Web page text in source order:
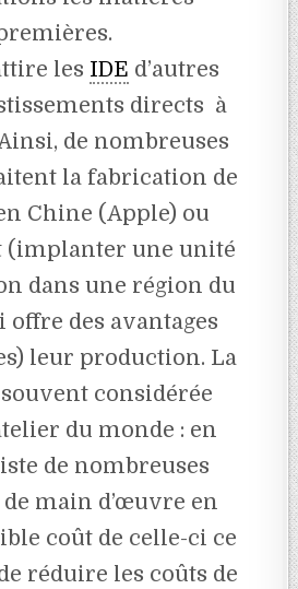
les IDE d’autres
directs à
de nombreuses
la fabrication de
Chine (Apple) ou
(implanter une unité
dans une région du
offre des avantages
leur production. La
considérée
du monde : en
de nombreuses
main d’œuvre en
coût de celle-ci ce
réduire les coûts de